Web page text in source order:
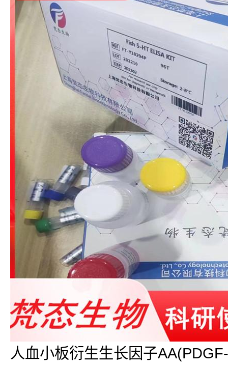
人血小板衍生生长因子